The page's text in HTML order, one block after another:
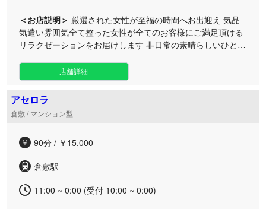
＜お店説明＞ 厳選された女性が至福の時間へお出迎え 気品
気遣い雰囲気全て整った女性が全てのお客様にご満足頂ける
リラクゼーションをお届けします 非日常の素晴らしいひと時
技術向上も忘れることなく励んでおります。 未経験新人セラ
ピストでもある程度の基準をクリアしてからのデビューとな
りますのでご安心くださいませ 心とカラダにとろけるような
幸せを 男性にとって大人女性の優しい声と手のぬくもりは、
だけレベルアップSPAは皆 そういったメンズの乾いた心とカ
と共に 高級オイルで滑らかにそして丹念に深く解きほぐして
いきます。 何よりもお客様の満足度を一番に考え 独自のメ
ンエスマニュアルと 求められるマッサージ内容に力を入れま
店舗詳細
アセロラ
倉敷 / マンション型
90分 / ￥15,000
倉敷駅
11:00 ~ 0:00 (受付 10:00 ~ 0:00)